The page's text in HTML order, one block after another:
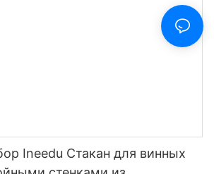
Ineedu Стакан для винных